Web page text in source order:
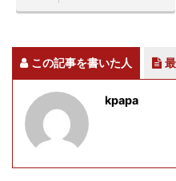
この記事を書いた人
kpapa